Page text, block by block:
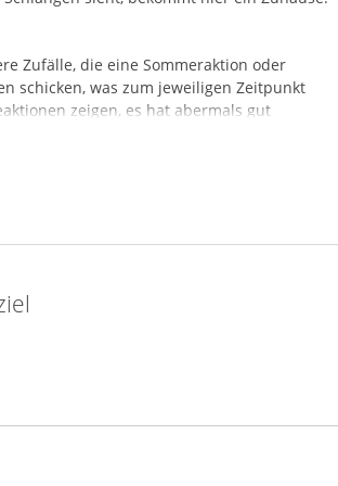
Zufälle, die eine Sommeraktion oder
schicken, was zum jeweiligen Zeitpunkt
zeigen, es hat abermals gut
auch wenn man anfänglich unsicher ist,
Wochen etwas finden. Zufälle und